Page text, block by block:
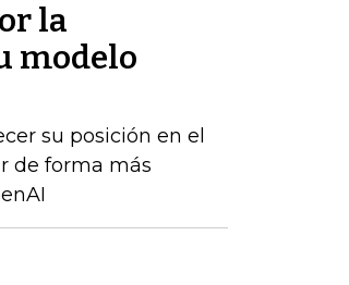
la
modelo
su posición en el
de forma más